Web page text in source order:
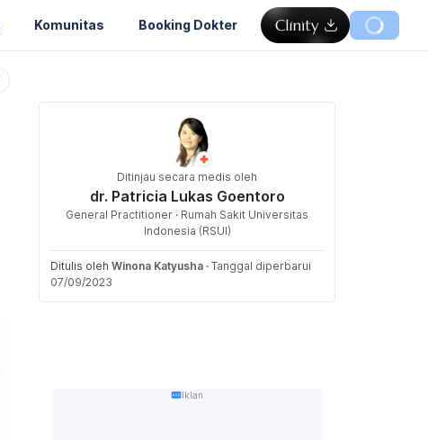
Komunitas Booking Dokter
Ditinjau secara medis oleh
dr. Patricia Lukas Goentoro
General Practitioner · Rumah Sakit Universitas
Indonesia (RSUI)
Ditulis oleh Winona Katyusha · Tanggal diperbarui
07/09/2023
Iklan